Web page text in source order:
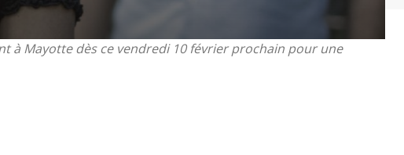
à Mayotte dès ce vendredi 10 février prochain pour une